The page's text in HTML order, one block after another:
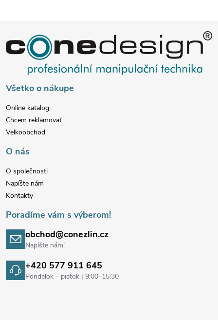
y
v
p
i
s
á
p
ä
t
e
Všetko o nákupe
Online katalog
Chcem reklamovať
Velkoobchod
O nás
O společnosti
Napíšte nám
Kontakty
Poradíme vám s výberom!
obchod@conezlin.cz
Napíšte nám!
+420 577 911 645
Pondelok – piatok | 9:00–15:30